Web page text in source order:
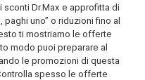
Dr.Max e approfitta di
uno” o riduzioni fino al
ti mostriamo le offerte
modo puoi preparare al
le promozioni di questa
spesso le offerte